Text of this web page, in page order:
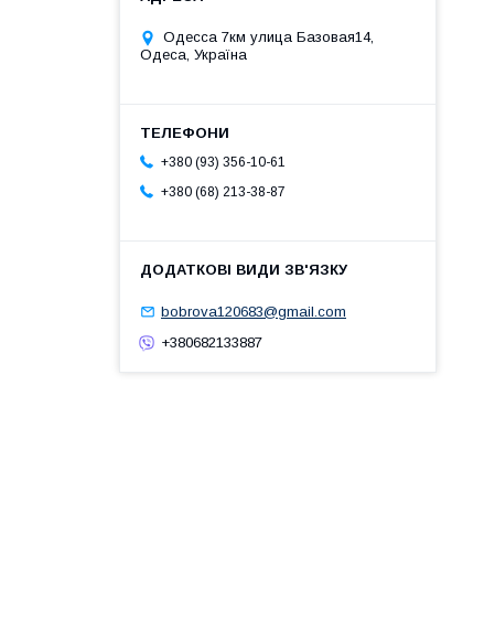
Одесса 7км улица Базовая14,
Одеса, Україна
+380 (93) 356-10-61
+380 (68) 213-38-87
bobrova120683@gmail.com
+380682133887